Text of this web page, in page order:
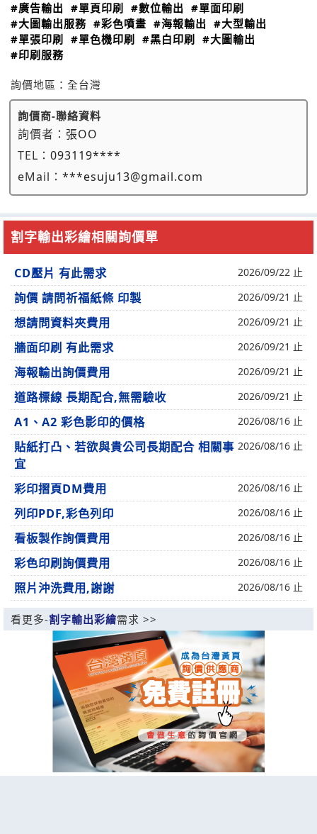
#廣告輸出 #單頁印刷 #數位輸出 #單面印刷
#大圖輸出服務 #彩色噴畫 #海報輸出 #大型輸出
#單張印刷
#單色機印刷 #黑白印刷
#大圖輸出
#印刷服務
詢價地區： 全台灣
詢價商-聯絡資料
詢價者： 張OO
TEL： 093119****
eMail： ***esuju13@gmail.com
割字輸出彩繪相關詢價單
CD壓片 有此需求 2026/09/22 止
詢價 請問祈福紙條 印製 2026/09/21 止
想請問資料夾費用 2026/09/21 止
牆面印刷 有此需求 2026/09/21 止
海報輸出詢價費用 2026/09/21 止
道路標線 長期配合,無需驗收 2026/09/21 止
A1、A2 彩色影印的價格 2026/08/16 止
貼紙打凸、若欲與貴公司長期配合 相關事
宜
2026/08/16 止
彩印摺頁DM費用 2026/08/16 止
列印PDF,彩色列印 2026/08/16 止
看板製作詢價費用 2026/08/16 止
彩色印刷詢價費用 2026/08/16 止
照片沖洗費用,謝謝 2026/08/16 止
看更多-割字輸出彩繪需求 >>